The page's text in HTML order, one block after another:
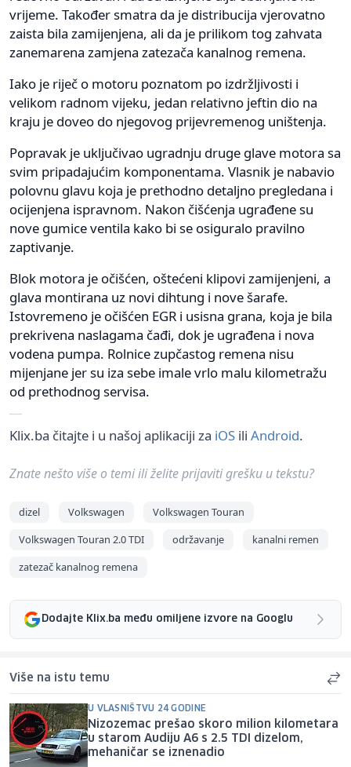
vrijeme. Također smatra da je distribucija vjerovatno
zaista bila zamijenjena, ali da je prilikom tog zahvata
zanemarena zamjena zatezača kanalnog remena.
Iako je riječ o motoru poznatom po izdržljivosti i
velikom radnom vijeku, jedan relativno jeftin dio na
kraju je doveo do njegovog prijevremenog uništenja.
Popravak je uključivao ugradnju druge glave motora sa
svim pripadajućim komponentama. Vlasnik je nabavio
polovnu glavu koja je prethodno detaljno pregledana i
ocijenjena ispravnom. Nakon čišćenja ugrađene su
nove gumice ventila kako bi se osiguralo pravilno
zaptivanje.
Blok motora je očišćen, oštećeni klipovi zamijenjeni, a
glava montirana uz novi dihtung i nove šarafe.
Istovremeno je očišćen EGR i usisna grana, koja je bila
prekrivena naslagama čađi, dok je ugrađena i nova
vodena pumpa. Rolnice zupčastog remena nisu
mijenjane jer su iza sebe imale vrlo malu kilometražu
od prethodnog servisa.
Klix.ba čitajte i u našoj aplikaciji za iOS ili Android.
Znate nešto više o temi ili želite prijaviti grešku u tekstu?
dizel Volkswagen
Volkswagen Touran
Volkswagen Touran 2.0 TDI
održavanje
kanalni remen
zatezač kanalnog remena
Dodajte Klix.ba među omiljene izvore na Googlu
Više na istu temu
U VLASNIŠTVU 24 GODINE
Nizozemac prešao skoro milion kilometara
u starom Audiju A6 s 2.5 TDI dizelom,
mehaničar se iznenadio